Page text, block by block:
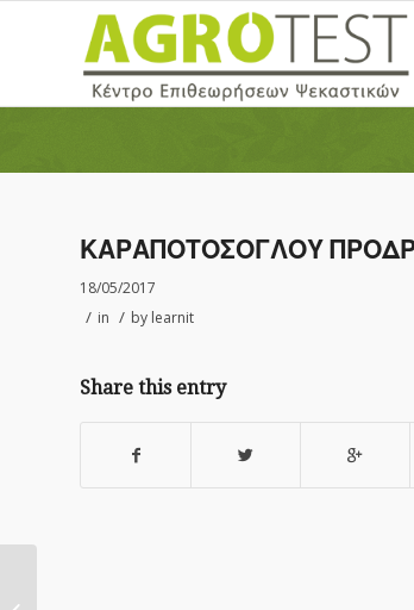
ΚΑΡΑΠΟΤΟΣΟΓΛΟΥ
18/05/2017
/ in / by learnit
Share this entry